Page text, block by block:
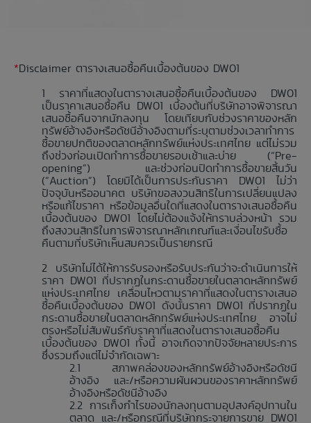
*Disclaimer ตารางเสนอซื้อคืนเบื้องต้นของ DW01
ราคาที่แสดงในตารางเสนอซื้อคืนเบื้องต้นของ DW01
เป็นราคาเสนอซื้อคืน DW01 เบื้องต้นที่บริษัทอาจพิจารณา
เสนอซื้อคืนจากนักลงทุน โดยเทียบกับช่วงราคาของหลัก
ทรัพย์อ้างอิงหรือดัชนีอ้างอิงตามที่ระบุตามช่วงเวลาทำการ
ซื้อขายปกติของตลาดหลักทรัพย์แห่งประเทศไทย แต่ไม่รวม
ถึงช่วงก่อนเปิดทำการซื้อขายรอบเช้าและบ่าย (“Pre-
opening”) และช่วงก่อนปิดทำการซื้อขายสิ้นวัน
(“Auction”) โดยมิได้เป็นการประกันราคา DW01 ไม่ว่า
ปัจจุบันหรืออนาคต บริษัทขอสงวนสิทธิในการเปลี่ยนแปลง
หรือแก้ไขราคา หรือข้อมูลอื่นใดที่แสดงในตารางเสนอซื้อคืน
เบื้องต้นของ DW01 โดยไม่ต้องแจ้งให้ทราบล่วงหน้า รวม
ถึงสงวนสิทธิในการพิจารณาหลักเกณฑ์และเงื่อนไขรับซื้อ
คืนตามที่บริษัทเห็นสมควรเป็นรายกรณี
บริษัทไม่ได้ให้การรับรองหรือรับประกันว่าจะดำเนินการให้
ราคา DW01 ที่ปรากฏในกระดานซื้อขายในตลาดหลักทรัพย์
แห่งประเทศไทย เคลื่อนไหวตามราคาที่แสดงในตารางเสนอ
ซื้อคืนเบื้องต้นของ DW01 ดังนั้นราคา DW01 ที่ปรากฏใน
กระดานซื้อขายในตลาดหลักทรัพย์แห่งประเทศไทย อาจไม่
ตรงหรือไม่สัมพันธ์กับราคาที่แสดงในตารางเสนอซื้อคืน
เบื้องต้นของ DW01 ทั้งนี้ อาจเกิดจากปัจจัยหลายประการ
ซึ่งรวมถึงแต่ไม่จำกัดเฉพาะ
สภาพคล่องของหลักทรัพย์อ้างอิงหรือดัชนี
อ้างอิง และ/หรือความผันผวนของราคาหลักทรัพย์
อ้างอิงหรือดัชนีอ้างอิง
การเก็งกำไรของนักลงทุนตามอุปสงค์อุปทานใน
ตลาด และ/หรือกรณีที่บริษัทกระจายการขาย DW01